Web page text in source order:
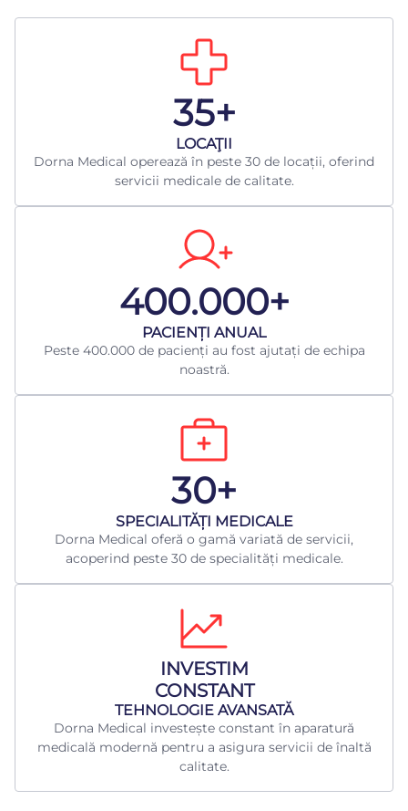
35+
LOCAŢII
Dorna Medical operează în peste 30 de locații, oferind
servicii medicale de calitate.
400.000+
​PACIENȚI ANUAL
Peste 400.000 de pacienți au fost ajutați de echipa
noastră.
30+
​SPECIALITĂȚI MEDICALE
Dorna Medical oferă o gamă variată de servicii,
acoperind peste 30 de specialități medicale.
INVESTIM
CONSTANT
TEHNOLOGIE AVANSATĂ
Dorna Medical investește constant în aparatură
medicală modernă pentru a asigura servicii de înaltă
calitate.